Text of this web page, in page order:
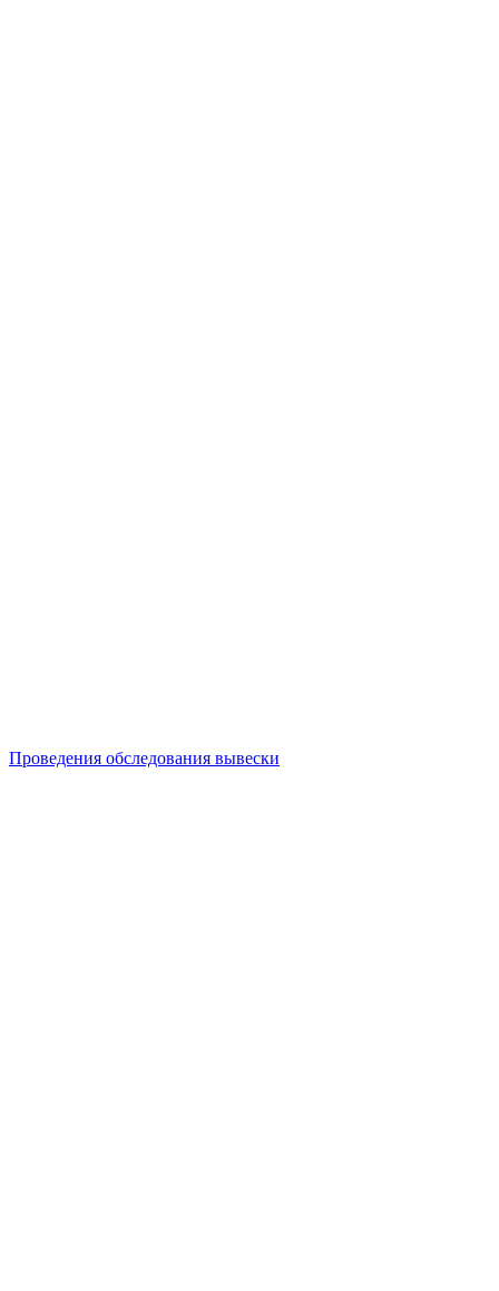
Проведения обследования вывески